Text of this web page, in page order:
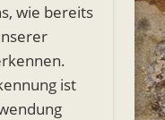
wie bereits
ist